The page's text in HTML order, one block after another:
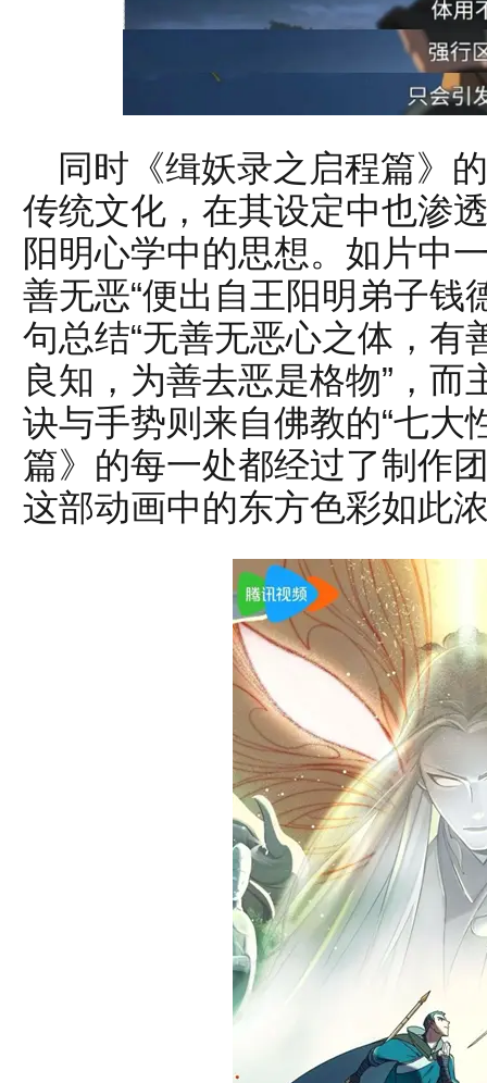
同时《缉妖录之启程篇》
传统文化，在其设定中也渗
阳明心学中的思想。如片中
善无恶“便出自王阳明弟子钱
句总结“无善无恶心之体，有
良知，为善去恶是格物”，
诀与手势则来自佛教的“七大
篇》的每一处都经过了制作
这部动画中的东方色彩如此